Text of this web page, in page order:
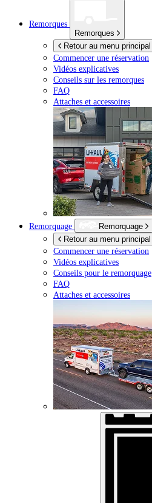
Remorques
Remorques
Retour au menu principal
Commencer une réservation
Vidéos explicatives
Conseils sur les remorques
FAQ
Attaches et accessoires
Remorquage
Remorquage
Retour au menu principal
Commencer une réservation
Vidéos explicatives
Conseils pour le remorquage
FAQ
Attaches et accessoires